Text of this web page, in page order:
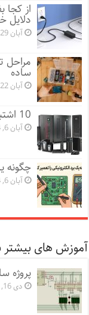
از
دلایل
آبان 29, 1404
مراحل
ساده
آبان 22, 1404
10 اشتباه رایج در استفاده از UPS و استابلایزر
آبان 6, 1404
چگونه
آبان 6, 1404
آموزش های بیشتر
پروژه
دی 16, 1392